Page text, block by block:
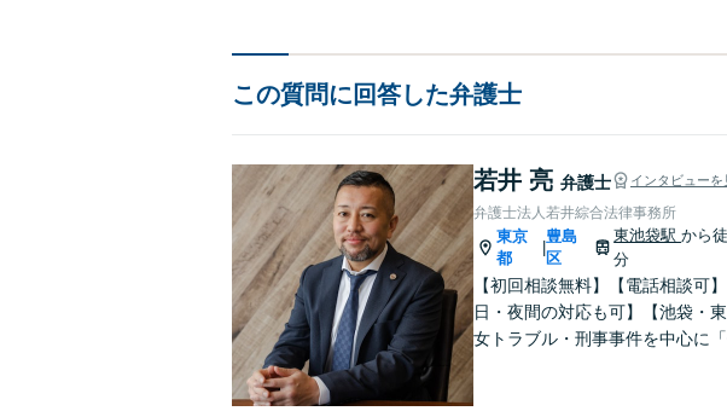
この質問に回答した弁護士
若井 亮 弁護士 インタビューを
弁護士法人若井綜合法律事務所
東京
都
豊島
区
東池袋駅から
分
【初回相談無料】【電話相談可
日・夜間の対応も可】【池袋・
女トラブル・刑事事件を中心に